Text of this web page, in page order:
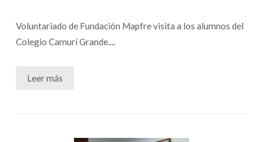
Voluntariado de Fundación Mapfre visita a los alumnos del
Colegio Camurí Grande....
Leer más